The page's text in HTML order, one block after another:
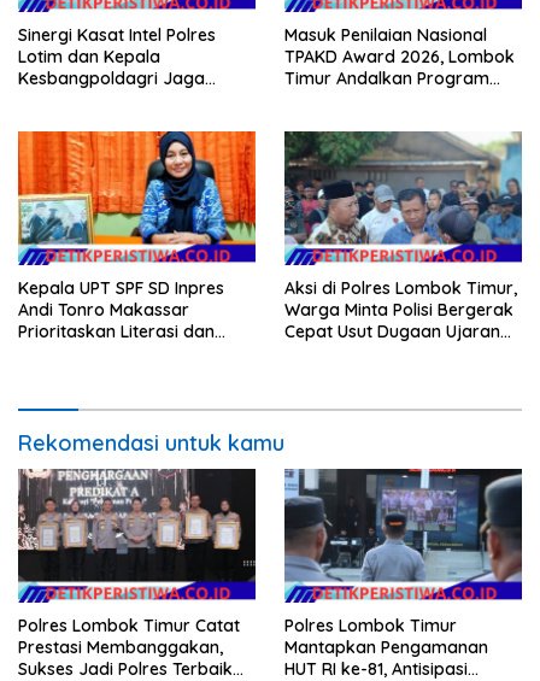
Sinergi Kasat Intel Polres
Lotim dan Kepala
Kesbangpoldagri Jaga
Masuk Penilaian Nasional
TPAKD Award 2026, Lombok
Timur Andalkan Program
Warga
Kepala UPT SPF SD Inpres
Andi Tonro Makassar
Prioritaskan Literasi dan
Aksi di Polres Lombok Timur,
Warga Minta Polisi Bergerak
Cepat Usut Dugaan Ujaran
Rekomendasi untuk kamu
Polres Lombok Timur Catat
Prestasi Membanggakan,
Sukses Jadi Polres Terbaik
Polres Lombok Timur
Mantapkan Pengamanan
HUT RI ke-81, Antisipasi